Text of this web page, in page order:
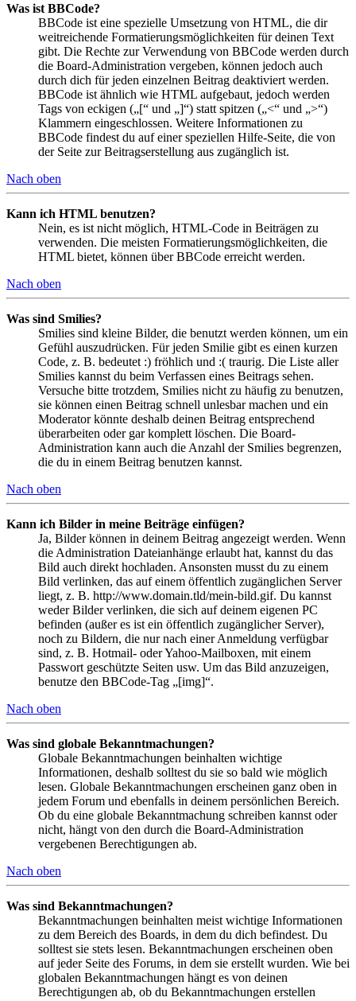
Was ist BBCode?
BBCode ist eine spezielle Umsetzung von HTML, die dir
weitreichende Formatierungsmöglichkeiten für deinen Text
gibt. Die Rechte zur Verwendung von BBCode werden durch
die Board-Administration vergeben, können jedoch auch
durch dich für jeden einzelnen Beitrag deaktiviert werden.
BBCode ist ähnlich wie HTML aufgebaut, jedoch werden
Tags von eckigen („[“ und „]“) statt spitzen („<“ und „>“)
Klammern eingeschlossen. Weitere Informationen zu
BBCode findest du auf einer speziellen Hilfe-Seite, die von
der Seite zur Beitragserstellung aus zugänglich ist.
Nach oben
Kann ich HTML benutzen?
Nein, es ist nicht möglich, HTML-Code in Beiträgen zu
verwenden. Die meisten Formatierungsmöglichkeiten, die
HTML bietet, können über BBCode erreicht werden.
Nach oben
Was sind Smilies?
Smilies sind kleine Bilder, die benutzt werden können, um ein
Gefühl auszudrücken. Für jeden Smilie gibt es einen kurzen
Code, z. B. bedeutet :) fröhlich und :( traurig. Die Liste aller
Smilies kannst du beim Verfassen eines Beitrags sehen.
Versuche bitte trotzdem, Smilies nicht zu häufig zu benutzen,
sie können einen Beitrag schnell unlesbar machen und ein
Moderator könnte deshalb deinen Beitrag entsprechend
überarbeiten oder gar komplett löschen. Die Board-
Administration kann auch die Anzahl der Smilies begrenzen,
die du in einem Beitrag benutzen kannst.
Nach oben
Kann ich Bilder in meine Beiträge einfügen?
Ja, Bilder können in deinem Beitrag angezeigt werden. Wenn
die Administration Dateianhänge erlaubt hat, kannst du das
Bild auch direkt hochladen. Ansonsten musst du zu einem
Bild verlinken, das auf einem öffentlich zugänglichen Server
liegt, z. B. http://www.domain.tld/mein-bild.gif. Du kannst
weder Bilder verlinken, die sich auf deinem eigenen PC
befinden (außer es ist ein öffentlich zugänglicher Server),
noch zu Bildern, die nur nach einer Anmeldung verfügbar
sind, z. B. Hotmail- oder Yahoo-Mailboxen, mit einem
Passwort geschützte Seiten usw. Um das Bild anzuzeigen,
benutze den BBCode-Tag „[img]“.
Nach oben
Was sind globale Bekanntmachungen?
Globale Bekanntmachungen beinhalten wichtige
Informationen, deshalb solltest du sie so bald wie möglich
lesen. Globale Bekanntmachungen erscheinen ganz oben in
jedem Forum und ebenfalls in deinem persönlichen Bereich.
Ob du eine globale Bekanntmachung schreiben kannst oder
nicht, hängt von den durch die Board-Administration
vergebenen Berechtigungen ab.
Nach oben
Was sind Bekanntmachungen?
Bekanntmachungen beinhalten meist wichtige Informationen
zu dem Bereich des Boards, in dem du dich befindest. Du
solltest sie stets lesen. Bekanntmachungen erscheinen oben
auf jeder Seite des Forums, in dem sie erstellt wurden. Wie bei
globalen Bekanntmachungen hängt es von deinen
Berechtigungen ab, ob du Bekanntmachungen erstellen